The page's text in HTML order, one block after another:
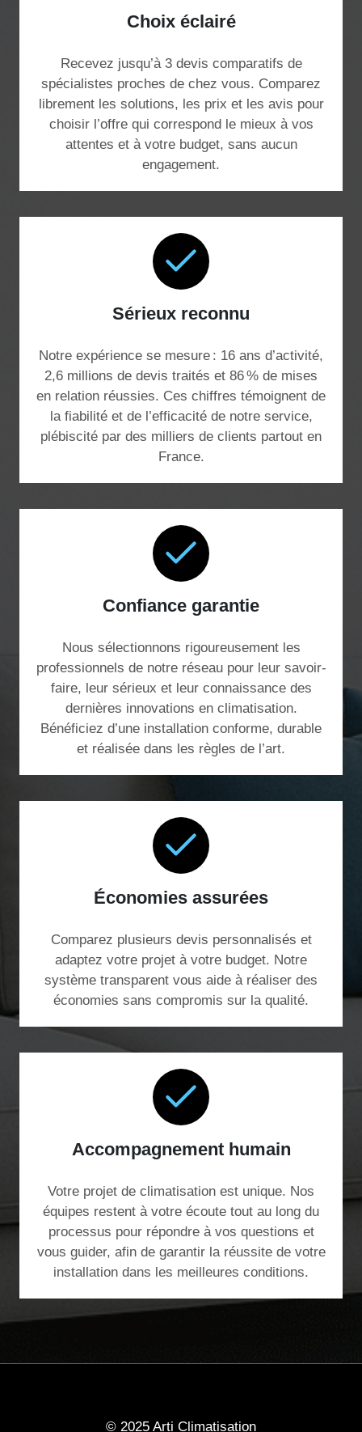
Choix éclairé
Recevez jusqu’à 3 devis comparatifs de
spécialistes proches de chez vous. Comparez
librement les solutions, les prix et les avis pour
choisir l’offre qui correspond le mieux à vos
attentes et à votre budget, sans aucun
engagement.
Sérieux reconnu
Notre expérience se mesure : 16 ans d’activité,
2,6 millions de devis traités et 86 % de mises
en relation réussies. Ces chiffres témoignent de
la fiabilité et de l’efficacité de notre service,
plébiscité par des milliers de clients partout en
France.
Confiance garantie
Nous sélectionnons rigoureusement les
professionnels de notre réseau pour leur savoir-
faire, leur sérieux et leur connaissance des
dernières innovations en climatisation.
Bénéficiez d’une installation conforme, durable
et réalisée dans les règles de l’art.
Économies assurées
Comparez plusieurs devis personnalisés et
adaptez votre projet à votre budget. Notre
système transparent vous aide à réaliser des
économies sans compromis sur la qualité.
Accompagnement humain
Votre projet de climatisation est unique. Nos
équipes restent à votre écoute tout au long du
processus pour répondre à vos questions et
vous guider, afin de garantir la réussite de votre
installation dans les meilleures conditions.
© 2025 Arti Climatisation